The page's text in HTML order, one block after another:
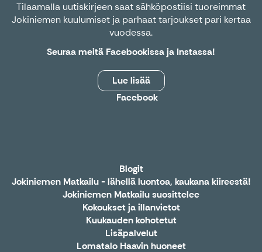
Tilaamalla uutiskirjeen saat sähköpostiisi tuoreimmat
Jokiniemen kuulumiset ja parhaat tarjoukset pari kertaa
vuodessa.
Seuraa meitä Facebookissaja Instassa!
Lue lisää
Facebook
Blogit
Jokiniemen Matkailu - lähellä luontoa, kaukana kiireestä!
Jokiniemen Matkailu suosittelee
Kokoukset ja illanvietot
Kuukauden kohotetut
Lisäpalvelut
Lomatalo Haavin huoneet